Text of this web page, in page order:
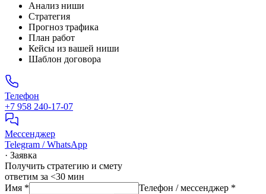
Анализ ниши
Стратегия
Прогноз трафика
План работ
Кейсы из вашей ниши
Шаблон договора
Телефон
+7 958 240‑17‑07
Мессенджер
Telegram / WhatsApp
· Заявка
Получить стратегию и смету
ответим за <30 мин
Имя * Телефон / мессенджер *